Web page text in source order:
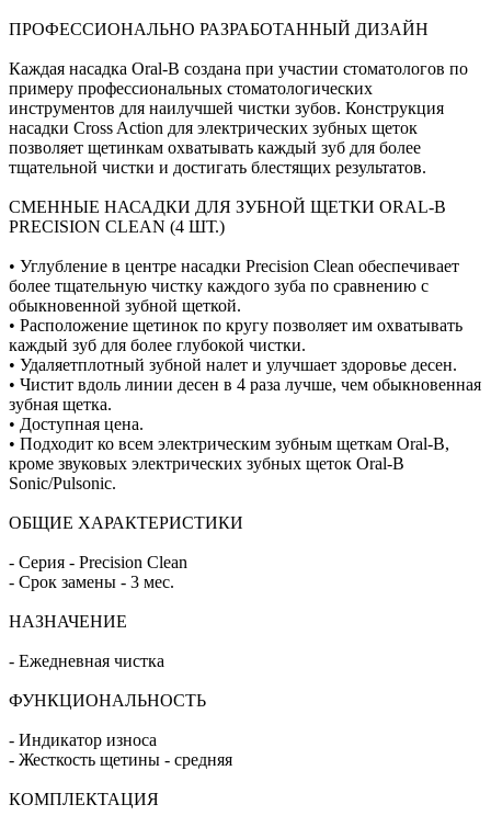
ПРОФЕССИОНАЛЬНО РАЗРАБОТАННЫЙ ДИЗАЙН
Каждая насадка Oral-B создана при участии стоматологов по
примеру профессиональных стоматологических
инструментов для наилучшей чистки зубов. Конструкция
насадки Cross Action для электрических зубных щеток
позволяет щетинкам охватывать каждый зуб для более
тщательной чистки и достигать блестящих результатов.
СМЕННЫЕ НАСАДКИ ДЛЯ ЗУБНОЙ ЩЕТКИ ORAL-B
PRECISION CLEAN (4 ШТ.)
• Углубление в центре насадки Precision Clean обеспечивает
более тщательную чистку каждого зуба по сравнению с
обыкновенной зубной щеткой.
• Расположение щетинок по кругу позволяет им охватывать
каждый зуб для более глубокой чистки.
• Удаляетплотный зубной налет и улучшает здоровье десен.
• Чистит вдоль линии десен в 4 раза лучше, чем обыкновенная
зубная щетка.
• Доступная цена.
• Подходит ко всем электрическим зубным щеткам Oral-B,
кроме звуковых электрических зубных щеток Oral-B
Sonic/Pulsonic.
ОБЩИЕ ХАРАКТЕРИСТИКИ
- Серия - Precision Clean
- Срок замены - 3 мес.
НАЗНАЧЕНИЕ
- Ежедневная чистка
ФУНКЦИОНАЛЬНОСТЬ
- Индикатор износа
- Жесткость щетины - средняя
КОМПЛЕКТАЦИЯ